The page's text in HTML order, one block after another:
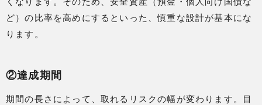
ど）の比率を高めにするといった、慎重な設計が基本にな
ります。
②達成期間
期間の長さによって、取れるリスクの幅が変わります。目